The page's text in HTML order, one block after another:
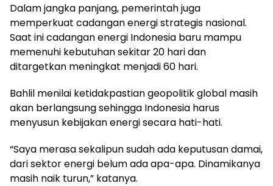
Dalam jangka panjang, pemerintah juga
memperkuat cadangan energi strategis nasional.
Saat ini cadangan energi Indonesia baru mampu
memenuhi kebutuhan sekitar 20 hari dan
ditargetkan meningkat menjadi 60 hari.
Bahlil menilai ketidakpastian geopolitik global masih
akan berlangsung sehingga Indonesia harus
menyusun kebijakan energi secara hati-hati.
“Saya merasa sekalipun sudah ada keputusan damai,
dari sektor energi belum ada apa-apa. Dinamikanya
masih naik turun,” katanya.